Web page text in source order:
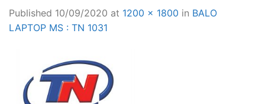
Published 10/09/2020 at 1200 × 1800 in BALO
LAPTOP MS : TN 1031